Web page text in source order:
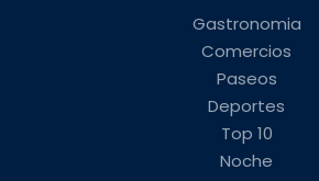
Gastronomia
Comercios
Paseos
Deportes
Top 10
Noche